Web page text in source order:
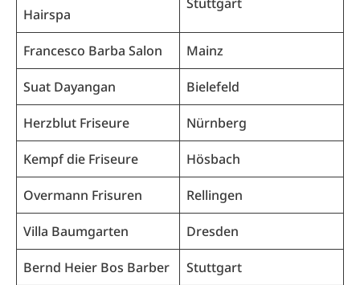
Hairspa
Francesco Barba Salon Mainz
Suat Dayangan Bielefeld
Herzblut Friseure Nürnberg
Kempf die Friseure Hösbach
Overmann Frisuren Rellingen
Villa Baumgarten Dresden
Bernd Heier Bos Barber Stuttgart